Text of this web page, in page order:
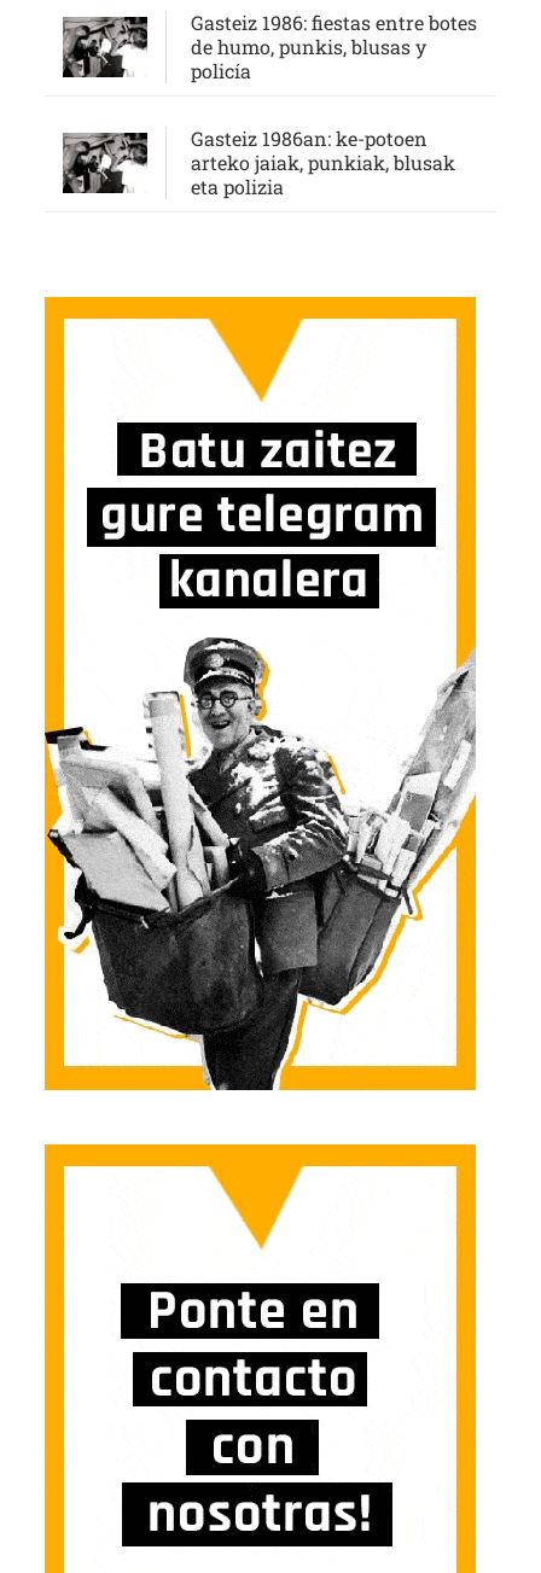
Gasteiz 1986: fiestas entre botes
de humo, punkis, blusas y
policía
Gasteiz 1986an: ke-potoen
arteko jaiak, punkiak, blusak
eta polizia